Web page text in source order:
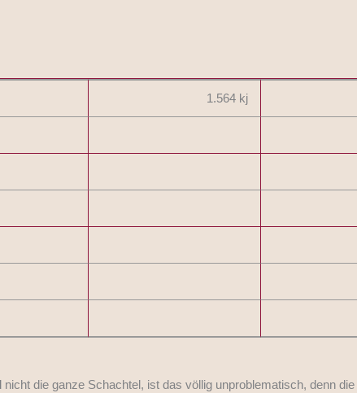
1.564 kj
die ganze Schachtel, ist das völlig unproblematisch, denn